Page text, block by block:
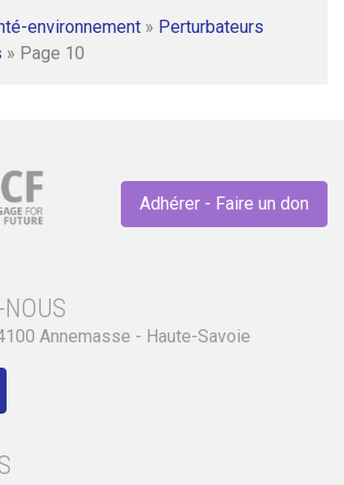
environnement » Perturbateurs
» Page 10
Adhérer - Faire un don
Annemasse - Haute-Savoie